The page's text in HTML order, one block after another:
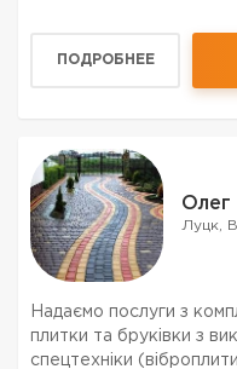
ПОДРОБНЕЕ
Олег
Луцк,
Надаємо послуги з
плитки та бруківки з
спецтехніки